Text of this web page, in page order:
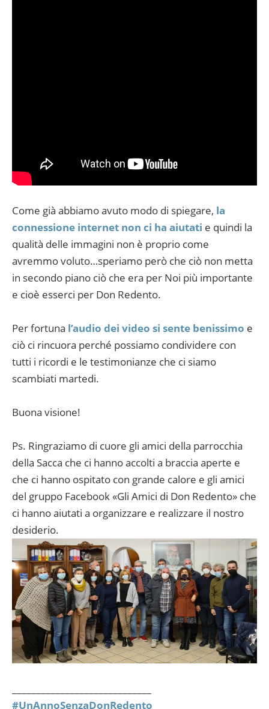
Come già abbiamo avuto modo di spiegare, la
connessione internet non ci ha aiutati e quindi la
qualità delle immagini non è proprio come
avremmo voluto…speriamo però che ciò non metta
in secondo piano ciò che era per Noi più importante
e cioè esserci per Don Redento.
Per fortuna l’audio dei video si sente benissimo e
ciò ci rincuora perché possiamo condividere con
tutti i ricordi e le testimonianze che ci siamo
scambiati martedi.
Buona visione!
Ps. Ringraziamo di cuore gli amici della parrocchia
della Sacca che ci hanno accolti a braccia aperte e
che ci hanno ospitato con grande calore e gli amici
del gruppo Facebook «Gli Amici di Don Redento» che
ci hanno aiutati a organizzare e realizzare il nostro
desiderio.
#UnAnnoSenzaDonRedento